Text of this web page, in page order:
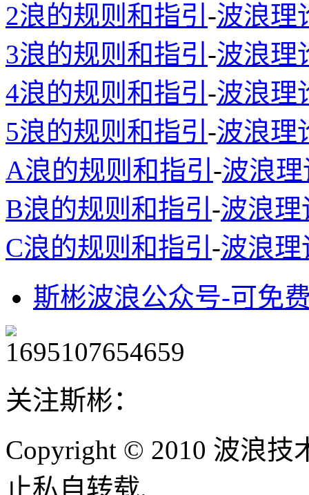
2浪的规则和指引 -波浪理
3浪的规则和指引 -波浪理
4浪的规则和指引 -波浪理
5浪的规则和指引 -波浪理
A浪的规则和指引 -波浪
B浪的规则和指引 -波浪
C浪的规则和指引 -波浪理
斯彬波浪公众号-可免
关注斯彬：
Copyright © 2010 波浪技
止私自转载.